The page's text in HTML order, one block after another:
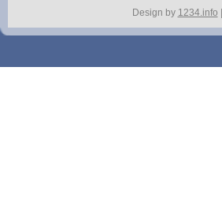
Design by 1234.info